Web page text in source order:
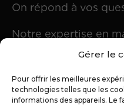
Gérer le
Pour offrir les meilleures
technologies telles que les
informations des appareils. Le
On répond à vos
Notre expertise en
L'agence